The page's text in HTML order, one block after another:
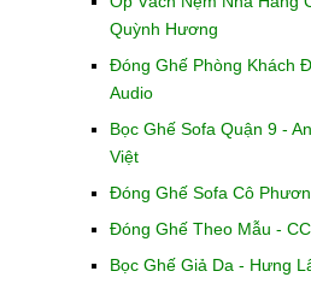
Quỳnh Hương
Đóng Ghế Phòng Khách
Audio
Bọc Ghế Sofa Quận 9 -
Việt
Đóng Ghế Sofa Cô
Đóng Ghế Theo Mẫu -
Bọc Ghế Giả Da - Hưng